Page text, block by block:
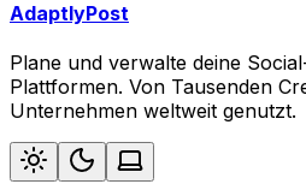
AdaptlyPost
Plane und verwalte deine
Plattformen. Von Tausenden
Unternehmen weltweit genutzt.